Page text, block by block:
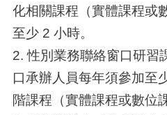
化相關課程（實體課程或
至少 2 小時。
2. 性別業務聯絡窗口研習
口承辦人員每年須參加至
階課程（實體課程或數位